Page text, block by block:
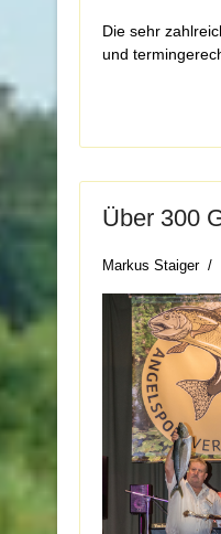
Die sehr
und
Über 300
Markus Staiger